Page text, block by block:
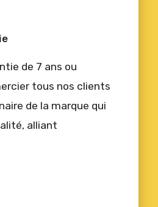
de 7 ans ou
tous nos clients
de la marque qui
alliant